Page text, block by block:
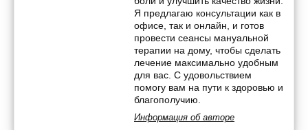
Я предлагаю консультации как в
офисе, так и онлайн, и готов
провести сеансы мануальной
терапии на дому, чтобы сделать
лечение максимально удобным
для вас. С удовольствием
помогу вам на пути к здоровью и
благополучию.
Информация об авторе